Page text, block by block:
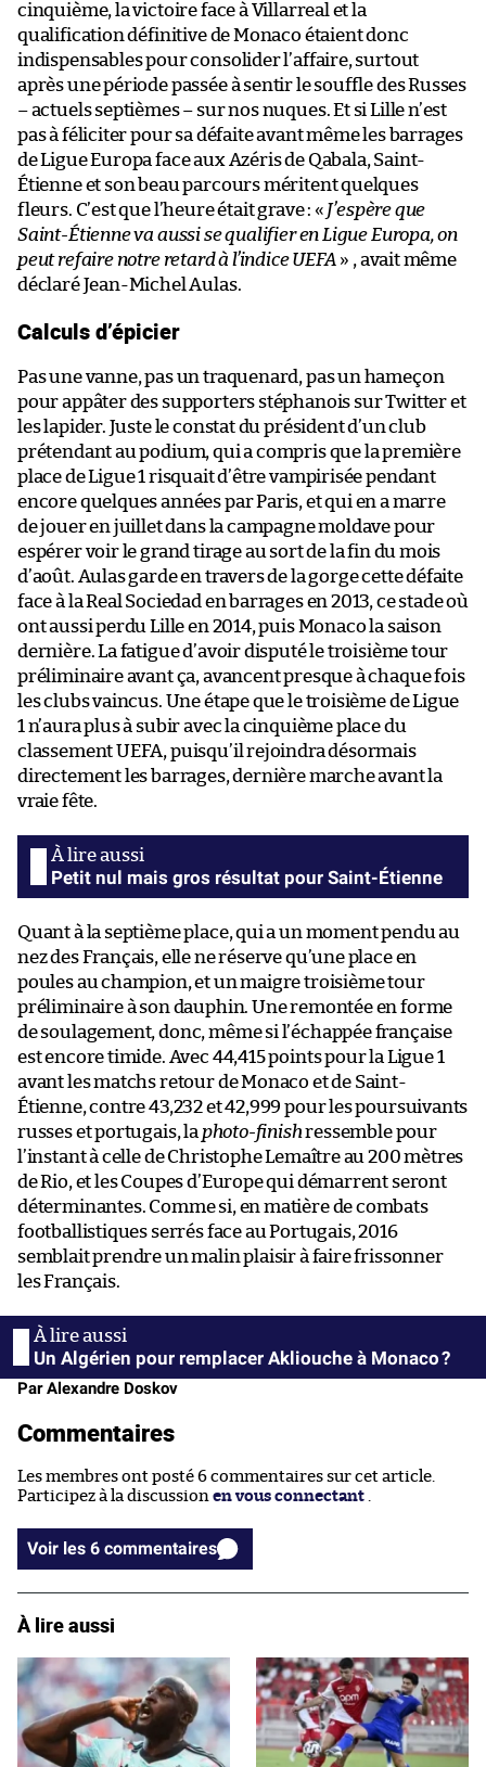
cinquième, la victoire face à Villarreal et la
qualification définitive de Monaco étaient donc
indispensables pour consolider l’affaire, surtout
après une période passée à sentir le souffle des Russes
– actuels septièmes – sur nos nuques. Et si Lille n’est
pas à féliciter pour sa défaite avant même les barrages
de Ligue Europa face aux Azéris de Qabala, Saint-
Étienne et son beau parcours méritent quelques
fleurs. C’est que l’heure était grave : « J’espère que
Saint-Étienne va aussi se qualifier en Ligue Europa, on
peut refaire notre retard à l’indice UEFA » , avait même
déclaré Jean-Michel Aulas.
Calculs d’épicier
Pas une vanne, pas un traquenard, pas un hameçon
pour appâter des supporters stéphanois sur Twitter et
les lapider. Juste le constat du président d’un club
prétendant au podium, qui a compris que la première
place de Ligue 1 risquait d’être vampirisée pendant
encore quelques années par Paris, et qui en a marre
de jouer en juillet dans la campagne moldave pour
espérer voir le grand tirage au sort de la fin du mois
d’août. Aulas garde en travers de la gorge cette défaite
face à la Real Sociedad en barrages en 2013, ce stade où
ont aussi perdu Lille en 2014, puis Monaco la saison
dernière. La fatigue d’avoir disputé le troisième tour
préliminaire avant ça, avancent presque à chaque fois
les clubs vaincus. Une étape que le troisième de Ligue
1 n’aura plus à subir avec la cinquième place du
classement UEFA, puisqu’il rejoindra désormais
directement les barrages, dernière marche avant la
vraie fête.
Petit nul mais gros résultat pour Saint-Étienne
Quant à la septième place, qui a un moment pendu au
nez des Français, elle ne réserve qu’une place en
poules au champion, et un maigre troisième tour
préliminaire à son dauphin. Une remontée en forme
de soulagement, donc, même si l’échappée française
est encore timide. Avec 44,415 points pour la Ligue 1
avant les matchs retour de Monaco et de Saint-
Étienne, contre 43,232 et 42,999 pour les poursuivants
russes et portugais, la photo-finishressemble pour
l’instant à celle de Christophe Lemaître au 200 mètres
de Rio, et les Coupes d’Europe qui démarrent seront
déterminantes. Comme si, en matière de combats
footballistiques serrés face au Portugais, 2016
semblait prendre un malin plaisir à faire frissonner
les Français.
Un Algérien pour remplacer Akliouche à Monaco ?
Par Alexandre Doskov
Commentaires
Les membres ont posté 6 commentaires sur cet article.
Participez à la discussion en vous connectant .
Voir les 6 commentaires
À lire aussi